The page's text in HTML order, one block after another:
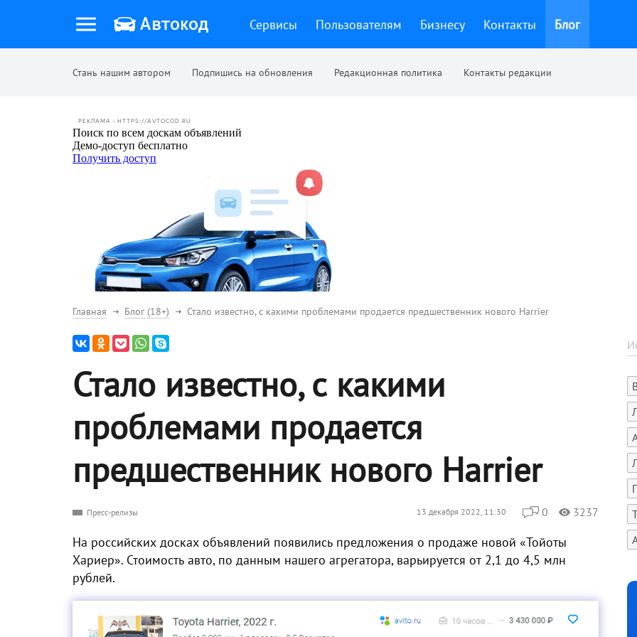
Сервисы Пользователям Бизнесу Контакты Блог
Стань нашим автором Подпишись на обновления Редакционная политика Контакты редакции
РЕКЛАМА • HTTPS://AVTOCOD.RU
Главная Блог (18+) Стало известно, с какими проблемами продается предшественник нового Harrier
Стало известно, с какими
проблемами продается
предшественник нового Harrier
Пресс-релизы 13 декабря 2022, 11:30 0 3237
На российских досках объявлений появились предложения о продаже новой «Тойоты
Хариер». Стоимость авто, по данным нашего агрегатора, варьируется от 2,1 до 4,5 млн
рублей.